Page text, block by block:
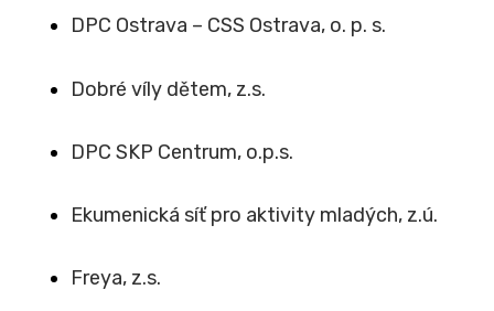
DPC Ostrava – CSS Ostrava, o. p. s.
Dobré víly dětem, z.s.
DPC SKP Centrum, o.p.s.
Ekumenická síť pro aktivity mladých, z.ú.
Freya, z.s.